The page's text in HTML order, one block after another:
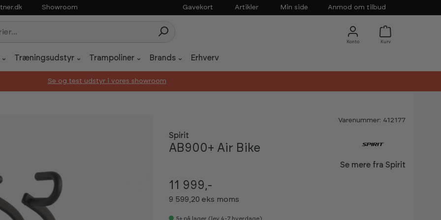
Showroom Gavekort Artikler Min side Anmod om tilbud
Træningsudstyr Trampoliner Brands Erhverv
Se og test udstyr i vores showroom
Varenummer: 412177
Spirit
AB900+ Air Bike
Se mere fra Spirit
11 999,-
9 599,20 eks moms
5+ på lager (lev 4-7 hverdage)